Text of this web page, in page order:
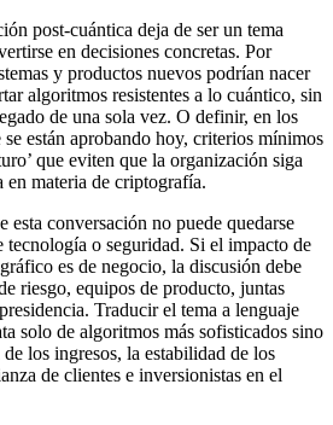
post-cuántica deja de ser un tema
en decisiones concretas. Por
y productos nuevos podrían nacer
algoritmos resistentes a lo cuántico, sin
de una sola vez. O definir, en los
están aprobando hoy, criterios mínimos
que eviten que la organización siga
en materia de criptografía.
esta conversación no puede quedarse
tecnología o seguridad. Si el impacto de
es de negocio, la discusión debe
riesgo, equipos de producto, juntas
Traducir el tema a lenguaje
solo de algoritmos más sofisticados sino
los ingresos, la estabilidad de los
de clientes e inversionistas en el